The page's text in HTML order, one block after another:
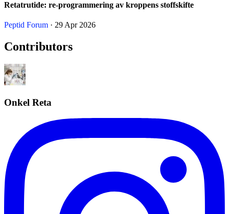
Retatrutide: re-programmering av kroppens stoffskifte
Peptid Forum · 29 Apr 2026
Contributors
Onkel Reta